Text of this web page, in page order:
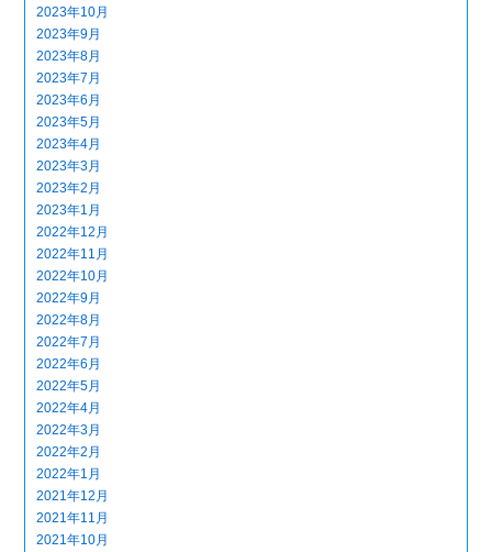
2023年10月
2023年9月
2023年8月
2023年7月
2023年6月
2023年5月
2023年4月
2023年3月
2023年2月
2023年1月
2022年12月
2022年11月
2022年10月
2022年9月
2022年8月
2022年7月
2022年6月
2022年5月
2022年4月
2022年3月
2022年2月
2022年1月
2021年12月
2021年11月
2021年10月